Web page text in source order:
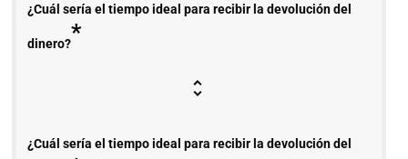
¿Cuál sería el tiempo ideal para recibir la devolución del
dinero?*
¿Cuál sería el tiempo ideal para recibir la devolución del